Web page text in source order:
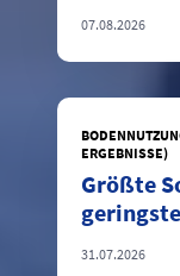
07.08.2026
ERGEBNISSE)
Größte
31.07.2026